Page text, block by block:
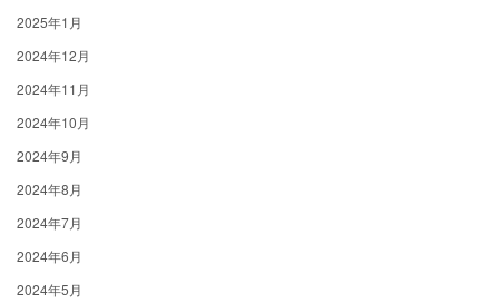
2025年1月
2024年12月
2024年11月
2024年10月
2024年9月
2024年8月
2024年7月
2024年6月
2024年5月